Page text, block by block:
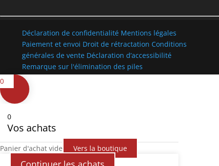
Déclaration de confidentialité Mentions légales
Paiement et envoi Droit de rétractation Conditions
générales de vente Déclaration d’accessibilité
Remarque sur l'élimination des piles
0
0
Vos achats
Panier d'achat vide Vers la boutique